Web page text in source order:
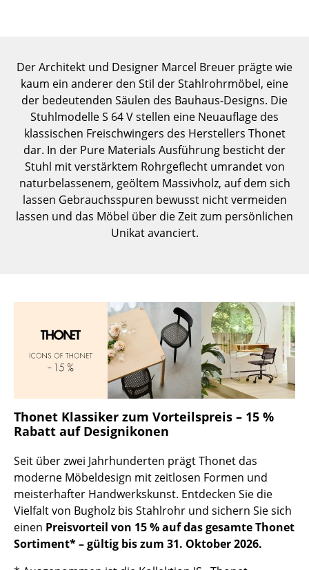
Bücherregale
Wandregale
Sideboards & Kommoden
TV Möbel
Beistell- & Rollcontainer
Barmöbel
Einzelteile
... alle Aufbewahrungsmöbel
Licht
Hängeleuchten & Deckenleuchten
Tischleuchten
Stehleuchten & Leseleuchten
Bodenleuchten
Wandleuchten
Outdoor-Leuchten
Der Architekt und Designer Marcel Breuer prägte wie
kaum ein anderer den Stil der Stahlrohrmöbel, eine
der bedeutenden Säulen des Bauhaus-Designs. Die
Stuhlmodelle S 64 V stellen eine Neuauflage des
klassischen Freischwingers des Herstellers Thonet
dar. In der Pure Materials Ausführung besticht der
Stuhl mit verstärktem Rohrgeflecht umrandet von
naturbelassenem, geöltem Massivholz, auf dem sich
lassen Gebrauchsspuren bewusst nicht vermeiden
lassen und das Möbel über die Zeit zum persönlichen
Unikat avanciert.
Thonet Klassiker zum Vorteilspreis – 15 %
Rabatt auf Designikonen
Seit über zwei Jahrhunderten prägt Thonet das
moderne Möbeldesign mit zeitlosen Formen und
meisterhafter Handwerkskunst. Entdecken Sie die
Vielfalt von Bugholz bis Stahlrohr und sichern Sie sich
einen Preisvorteil von 15 % auf das gesamte Thonet
Sortiment* – gültig bis zum 31. Oktober 2026.